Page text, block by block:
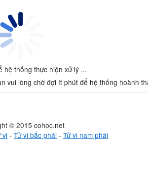
hệ thống thực hiện xử lý ...
vui lòng chờ đợi ít phút để hệ thống hoành
© 2015 cohoc.net
vi- Tử vi bắc phái - Tử vi nam phái